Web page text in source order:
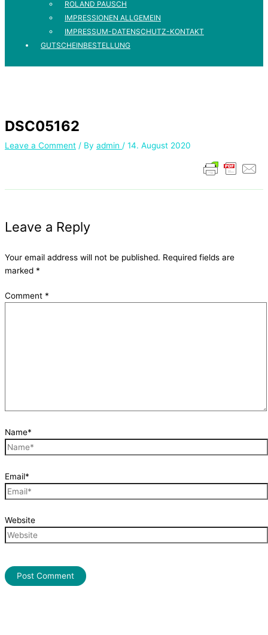
ROLAND PAUSCH
IMPRESSIONEN ALLGEMEIN
IMPRESSUM-DATENSCHUTZ-KONTAKT
GUTSCHEINBESTELLUNG
DSC05162
Leave a Comment / By admin / 14. August 2020
Leave a Reply
Your email address will not be published. Required fields are
marked *
Comment *
Name*
Email*
Website